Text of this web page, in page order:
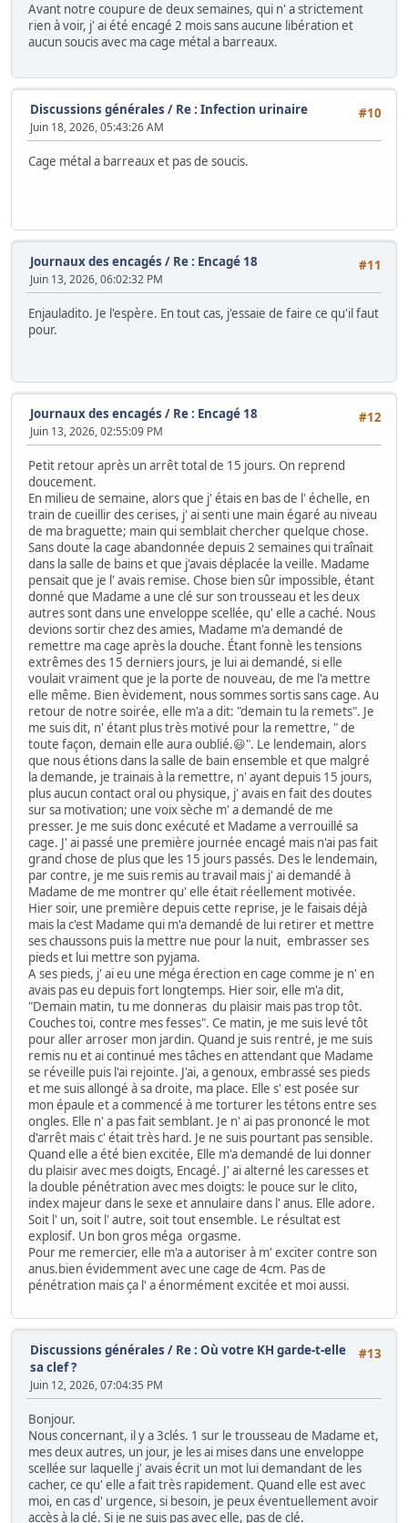
Avant notre coupure de deux semaines, qui n' a strictement
rien à voir, j' ai été encagé 2 mois sans aucune libération et
aucun soucis avec ma cage métal a barreaux.
#10
Discussions générales / Re : Infection urinaire
Juin 18, 2026, 05:43:26 AM
Cage métal a barreaux et pas de soucis.
#11
Journaux des encagés / Re : Encagé 18
Juin 13, 2026, 06:02:32 PM
Enjauladito. Je l'espère. En tout cas, j'essaie de faire ce qu'il faut
pour.
#12
Journaux des encagés / Re : Encagé 18
Juin 13, 2026, 02:55:09 PM
Petit retour après un arrêt total de 15 jours. On reprend
doucement.
En milieu de semaine, alors que j' étais en bas de l' échelle, en
train de cueillir des cerises, j' ai senti une main égaré au niveau
de ma braguette; main qui semblait chercher quelque chose.
Sans doute la cage abandonnée depuis 2 semaines qui traînait
dans la salle de bains et que j'avais déplacée la veille. Madame
pensait que je l' avais remise. Chose bien sûr impossible, étant
donné que Madame a une clé sur son trousseau et les deux
autres sont dans une enveloppe scellée, qu' elle a caché. Nous
devions sortir chez des amies, Madame m'a demandé de
remettre ma cage après la douche. Étant fonnè les tensions
extrêmes des 15 derniers jours, je lui ai demandé, si elle
voulait vraiment que je la porte de nouveau, de me l'a mettre
elle même. Bien èvidement, nous sommes sortis sans cage. Au
retour de notre soirée, elle m'a a dit: "demain tu la remets". Je
me suis dit, n' étant plus très motivé pour la remettre, " de
toute façon, demain elle aura oublié.😃". Le lendemain, alors
que nous étions dans la salle de bain ensemble et que malgré
la demande, je trainais à la remettre, n' ayant depuis 15 jours,
plus aucun contact oral ou physique, j' avais en fait des doutes
sur sa motivation; une voix sèche m' a demandé de me
presser. Je me suis donc exécuté et Madame a verrouillé sa
cage. J' ai passé une première journée encagé mais n'ai pas fait
grand chose de plus que les 15 jours passés. Des le lendemain,
par contre, je me suis remis au travail mais j' ai demandé à
Madame de me montrer qu' elle était réellement motivée.
Hier soir, une première depuis cette reprise, je le faisais déjà
mais la c'est Madame qui m'a demandé de lui retirer et mettre
ses chaussons puis la mettre nue pour la nuit, embrasser ses
pieds et lui mettre son pyjama.
A ses pieds, j' ai eu une méga érection en cage comme je n' en
avais pas eu depuis fort longtemps. Hier soir, elle m'a dit,
"Demain matin, tu me donneras du plaisir mais pas trop tôt.
Couches toi, contre mes fesses". Ce matin, je me suis levé tôt
pour aller arroser mon jardin. Quand je suis rentré, je me suis
remis nu et ai continué mes tâches en attendant que Madame
se réveille puis l'ai rejointe. J'ai, a genoux, embrassé ses pieds
et me suis allongé à sa droite, ma place. Elle s' est posée sur
mon épaule et a commencé à me torturer les tétons entre ses
ongles. Elle n' a pas fait semblant. Je n' ai pas prononcé le mot
d'arrêt mais c' était très hard. Je ne suis pourtant pas sensible.
Quand elle a été bien excitée, Elle m'a demandé de lui donner
du plaisir avec mes doigts, Encagé. J' ai alterné les caresses et
la double pénétration avec mes doigts: le pouce sur le clito,
index majeur dans le sexe et annulaire dans l' anus. Elle adore.
Soit l' un, soit l' autre, soit tout ensemble. Le résultat est
explosif. Un bon gros méga orgasme.
Pour me remercier, elle m'a a autoriser à m' exciter contre son
anus.bien évidemment avec une cage de 4cm. Pas de
pénétration mais ça l' a énormément excitée et moi aussi.
#13
Discussions générales / Re : Où votre KH garde-t-elle
sa clef ?
Juin 12, 2026, 07:04:35 PM
Bonjour.
Nous concernant, il y a 3clés. 1 sur le trousseau de Madame et,
mes deux autres, un jour, je les ai mises dans une enveloppe
scellée sur laquelle j' avais écrit un mot lui demandant de les
cacher, ce qu' elle a fait très rapidement. Quand elle est avec
moi, en cas d' urgence, si besoin, je peux éventuellement avoir
accès à la clé. Si je ne suis pas avec elle, pas de clé.